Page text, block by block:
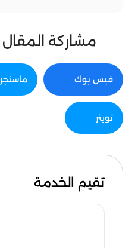
مشاركة المقال
فيس بوك ماسنجر
تويتر
تقيم الخدمة